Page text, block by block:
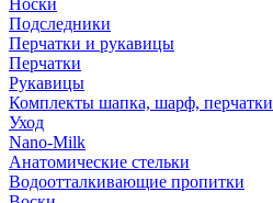
Носки
Подследники
Перчатки и рукавицы
Перчатки
Рукавицы
Комплекты шапка, шарф, перчатки
Уход
Nano-Milk
Анатомические стельки
Водоотталкивающие пропитки